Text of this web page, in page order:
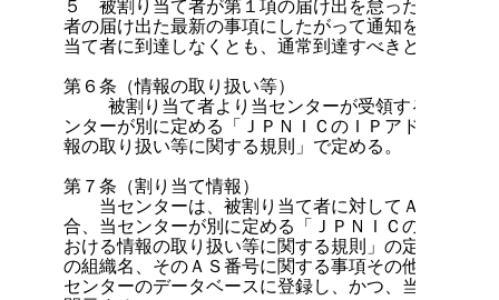
５　被割り当て者が第１項の届け出を怠った場合、
者の届け出た最新の事項にしたがって通知を発した
当て者に到達しなくとも、通常到達すべきときに到達
第６条（情報の取り扱い等）
被割り当て者より当センターが受領する情報の
ンターが別に定める「ＪＰＮＩＣのＩＰアドレス割
報の取り扱い等に関する規則」で定める。
第７条（割り当て情報）
当センターは、被割り当て者に対してＡＳ番号の
合、当センターが別に定める「ＪＰＮＩＣのＩＰア
おける情報の取り扱い等に関する規則」の定めると
の組織名、そのＡＳ番号に関する事項その他当セン
センターのデータベースに登録し、かつ、当センタ